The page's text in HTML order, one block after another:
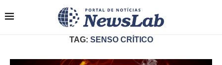
TAG: SENSO CRÍTICO